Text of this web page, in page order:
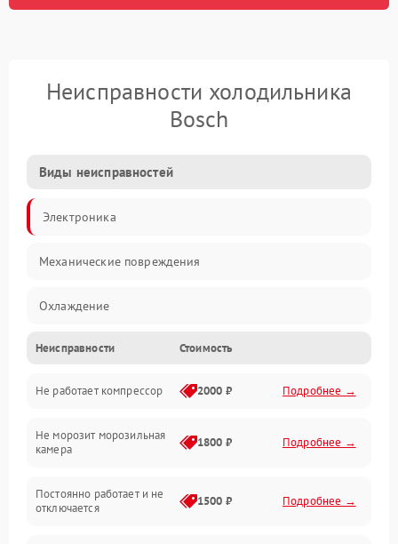
Неисправности холодильника
Bosch
Виды неисправностей
Электроника
Механические повреждения
Охлаждение
Механика
Электропитание
Дренаж
Неисправности Стоимость
Не работает компрессор 2000 ₽ Подробнее →
Не морозит морозильная
камера
1800 ₽ Подробнее →
Постоянно работает и не
отключается
1500 ₽ Подробнее →